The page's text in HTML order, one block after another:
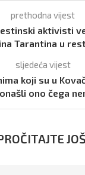
prethodna vijest
aktivisti
Tarantina u
sljedeća vijest
koji su u
ono čega